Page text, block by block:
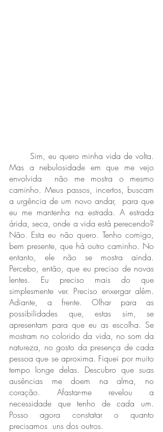
Mas a nebulosidade em que me vejo
envolvida  não me mostra o mesmo
caminho. Meus passos, incertos, buscam
a urgência de um novo andar,  para que
eu me mantenha na estrada. A estrada
árida, seca, onde a vida está perecendo?
Não. Esta eu não quero. Tenho comigo,
bem presente, que há outro caminho. No
entanto, ele não se mostra ainda.
Percebo, então, que eu preciso de novas
lentes. Eu preciso mais do que
simplesmente ver. Preciso enxergar além.
Adiante, a frente. Olhar para as
possibilidades que, estas sim, se
apresentam para que eu as escolha. Se
mostram no colorido da vida, no som da
natureza, no gosto da presença de cada
pessoa que se aproxima. Fiquei por muito
tempo longe delas. Descubro que suas
ausências me doem na alma, no
coração. Afastar-me revelou a
necessidade que tenho de cada um.
Posso agora constatar o quanto
precisamos  uns dos outros.